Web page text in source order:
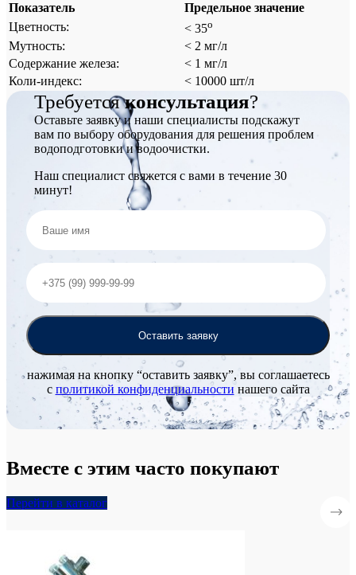
Показатель
Предельное значение
Цветность:
< 35о
Мутность:
< 2 мг/л
Содержание железа:
< 1 мг/л
Коли-индекс:
< 10000 шт/л
Требуетсяконсультация?
Оставьте заявку и наши специалисты подскажут
вам по выбору оборудования для решения проблем
водоподготовки и водоочистки.
Наш специалист свяжется с вами в течение 30
минут!
нажимая на кнопку “оставить заявку”, вы соглашаетесь
с политикой конфиденциальностинашего сайта
Вместе с этим часто покупают
Перейти в каталог